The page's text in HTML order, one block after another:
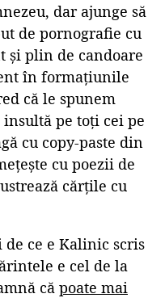
dar ajunge să
de pornografie cu
și plin de candoare
în formațiunile
că le spunem
pe toți cei pe
cu copy-paste din
cu poezii de
cărțile cu
ce e Kalinic scris
e cel de la
că poate mai